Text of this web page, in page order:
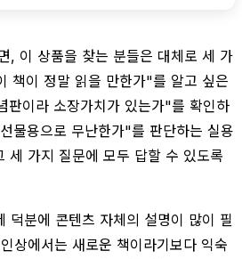
, 이 상품을 찾는 분들은 대체로 세 가
책이 정말 읽을 만한가"를 알고 싶은
판이라 소장가치가 있는가"를 확인하
물용으로 무난한가"를 판단하는 실용
세 가지 질문에 모두 답할 수 있도록
덕분에 콘텐츠 자체의 설명이 많이 필
상에서는 새로운 책이라기보다 익숙